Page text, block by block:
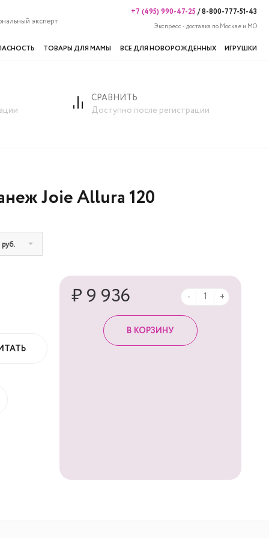
эксперт
+7 (495) 990-47-25/8-800-777-51-43
Экспресс - доставка по Москве и МО
ТОВАРЫ ДЛЯ МАМЫ ВСЕ ДЛЯ НОВОРОЖДЕННЫХ ИГРУШКИ
СРАВНИТЬ
Доступно после регистрации
Joie Allura 120
₽ 9 936 - +